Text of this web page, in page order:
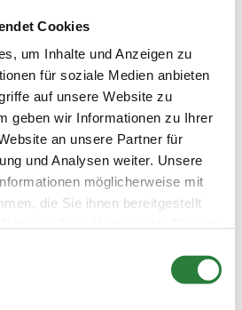
Cookies
um Inhalte und Anzeigen zu
für soziale Medien anbieten
auf unsere Website zu
geben wir Informationen zu Ihrer
an unsere Partner für
und Analysen weiter. Unsere
möglicherweise mit
die Sie ihnen bereitgestellt
Kl.M* 125cm SPR